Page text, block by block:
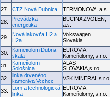
27. CTZ Nová Dubnica TERMONOVA, a.s.
28.
Prevádzka
energetika
BUČINA ZVOLEN,
a.s.
29.
Nová lakovňa H2 a
H2a
Volkswagen
Slovakia
30.
Kameňolom Dubná
skala
EUROVIA -
Kameňolomy, s.r.o.
31.
Kameňolom
Sološnica
ALAS
SLOVAKIA,s.r.o.
32.
linka drveného
kameniva Vechec
VSK MINERAL s.r.o.
33.
Lom a technologická
linka
EUROVIA -
Kameňolomy, s.r.o.